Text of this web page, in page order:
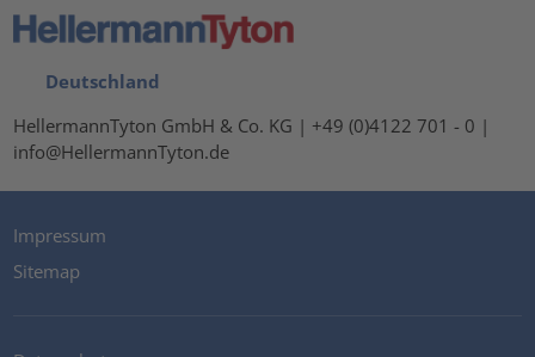
Deutschland
HellermannTyton GmbH & Co. KG | +49 (0)4122 701 - 0 |
info@HellermannTyton.de
Impressum
Sitemap